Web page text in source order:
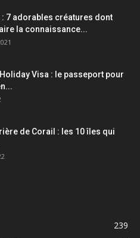
: 7 adorables créatures dont
la connaissance...
Visa : le passeport pour
de Corail : les 10 îles qui
239